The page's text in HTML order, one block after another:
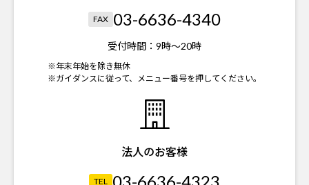
FAX 03-6636-4340
受付時間： 9時～20時
※年末年始を除き無休
※ガイダンスに従って、メニュー番号を押してください。
法人のお客様
TEL